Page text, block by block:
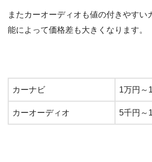
またカーオーディオも値の付きやすい
能によって価格差も大きくなります。
カーナビ 1万円～
カーオーディオ 5千円～